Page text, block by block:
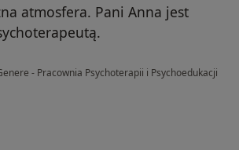
atmosfera. Pani Anna jest
- Pracownia Psychoterapii i Psychoedukacji